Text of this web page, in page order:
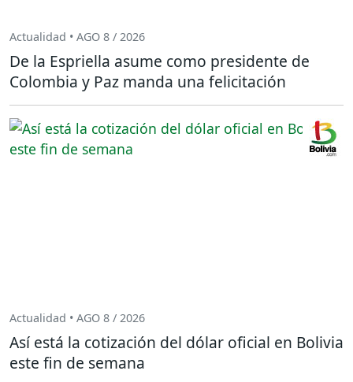
Actualidad • AGO 8 / 2026
De la Espriella asume como presidente de
Colombia y Paz manda una felicitación
Actualidad • AGO 8 / 2026
Así está la cotización del dólar oficial en Bolivia
este fin de semana